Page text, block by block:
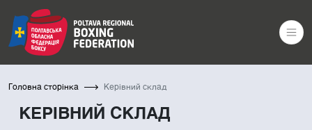
Головна сторінка Керівний склад
КЕРІВНИЙ СКЛАД